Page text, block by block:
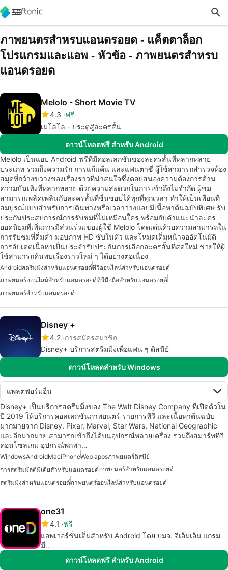
ภาพยนตรสำหรบแอนดรอยด - แค็ตตาล็อก
โปรแกรมและแอพ - หัวข้อ - ภาพยนตรสำหรบ
แอนดรอยด
Melolo - Short Movie TV
4.3 ฟรี
เมโลโล - ประตูสู่ละครสั้น
ดาวน์โหลดฟรี สำหรับ Android
Melolo เป็นแอป Android ฟรีที่มีคอลเลกชันของละครสั้นที่หลากหลาย
ประเภท รวมถึงความรัก การแก้แค้น และแฟนตาซี ผู้ใช้สามารถสำรวจห้อง
สมุดที่กว้างขวางของเรื่องราวที่น่าสนใจซึ่งตอบสนองความต้องการด้าน
ความบันเทิงที่หลากหลาย ด้วยความสะดวกในการเข้าถึงไม่จำกัด ผู้ชม
สามารถเพลิดเพลินกับละครสั้นที่ชื่นชอบได้ทุกที่ทุกเวลา ทำให้เป็นเพื่อนที่
สมบูรณ์แบบสำหรับการเดินทางหรือเวลาว่างแอปมีเนื้อหาต้นฉบับพิเศษ รับ
ประกันประสบการณ์การรับชมที่ไม่เหมือนใคร พร้อมกับคำแนะนำละคร
ยอดนิยมที่เพิ่มการมีส่วนร่วมของผู้ใช้ Melolo โดดเด่นด้วยความสามารถใน
การรับชมที่ดื่มด่ำ มอบภาพ HD ซับในตัว และโหมดเต็มหน้าจออัตโนมัติ
การอัปเดตเนื้อหาเป็นประจำรับประกันการเลือกละครสั้นที่สดใหม่ ช่วยให้ผู้
ใช้สามารถค้นพบเรื่องราวใหม่ ๆ ได้อย่างต่อเนื่อง
Androidสตรีมมิ่งสำหรับแอนดรอยด์ทีวีออนไลน์สำหรับแอนดรอยด์
ภาพยนตร์ออนไลน์สำหรับแอนดรอยด์ทีวีมือถือสำหรับแอนดรอยด์
ภาพยนตร์สำหรับแอนดรอยด์
Disney +
4.2 การสมัครสมาชิก
Disney+ บริการสตรีมมิ่งเพื่อแฟน ๆ ดิสนีย์
ดาวน์โหลดสำหรับ Windows
แพลตฟอร์มอื่น
Disney+ เป็นบริการสตรีมมิ่งของ The Walt Disney Company ที่เปิดตัวใน
ปี 2019 ให้บริการคอลเลกชันภาพยนตร์ รายการทีวี และเนื้อหาต้นฉบับ
มากมายจาก Disney, Pixar, Marvel, Star Wars, National Geographic
และอีกมากมาย สามารถเข้าถึงได้บนอุปกรณ์หลายเครื่อง รวมถึงสมาร์ททีวี
คอนโซลเกม อุปกรณ์พกพา…
WindowsAndroidMaciPhoneWeb appsภาพยนตร์ดิสนีย์
การสตรีมมัลติมีเดียสำหรับแอนดรอยด์ภาพยนตร์สำหรับแอนดรอยด์
สตรีมมิ่งสำหรับแอนดรอยด์ภาพยนตร์ออนไลน์สำหรับแอนดรอยด์
one31
4.1
ฟรี
แอพเวอร์ชั่นเต็มสำหรับ Android โดย บมจ. จีเอ็มเอ็ม แกรม
มี่..
ดาวน์โหลดฟรี สำหรับ Android